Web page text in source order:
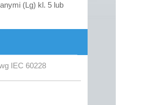
(Lg) kl. 5 lub
IEC 60228